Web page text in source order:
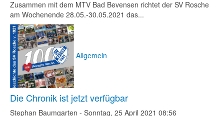
Zusammen mit dem MTV Bad Bevensen richtet der SV Rosche
am Wochenende 28.05.-30.05.2021 das...
Allgemein
Die Chronik ist jetzt verfügbar
Stephan Baumgarten - Sonntag, 25 April 2021 08:56